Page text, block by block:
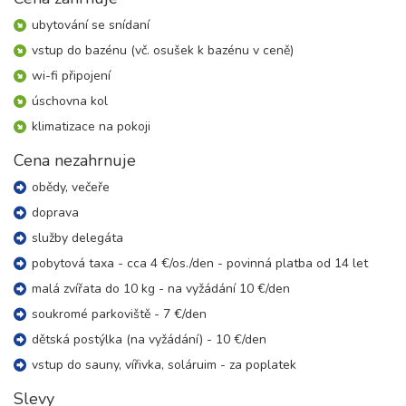
15.08. - 22.08.26
sobota - sobota
24 200 Kč
22.08. - 29.08.26
sobota - sobota
23.08. - 26.08.26
neděle - středa
10 400 Kč
23.08. - 27.08.26
neděle - čtvrtek
5 dní (4 noci)
13 800 Kč
23.08. - 28.08.26
neděle - pátek
ubytování se snídaní
vstup do bazénu (vč. osušek k bazénu v ceně)
wi-fi připojení
úschovna kol
klimatizace na pokoji
Cena nezahrnuje
obědy, večeře
doprava
služby delegáta
pobytová taxa - cca 4 €/os./den - povinná platba od 14 let
malá zvířata do 10 kg - na vyžádání 10 €/den
soukromé parkoviště - 7 €/den
dětská postýlka (na vyžádání) - 10 €/den
vstup do sauny, vířivka, soláruim - za poplatek
Slevy